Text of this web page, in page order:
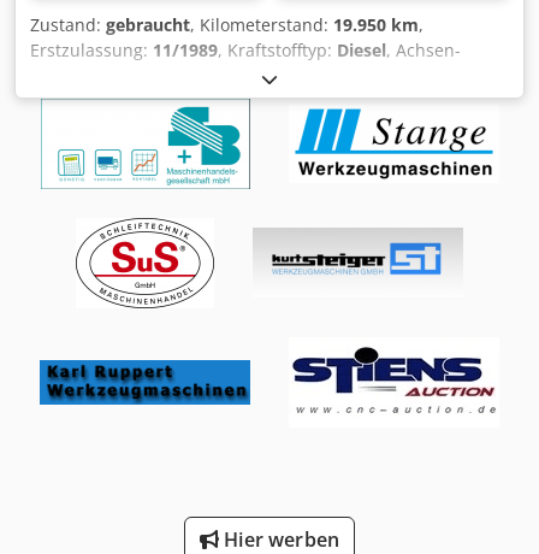
Zustand: gebraucht, Kilometerstand: 19.950 km,
Erstzulassung: 11/1989, Kraftstofftyp: Diesel, Achsen-
, Getriebetyp:
1989, Ausstattung:Allradantrieb, Mercedes-Benz 1428 AF
4x4 (Zentral- und Hinterachssperre, Untersetzung) mit 7
Sitzplätzen Wassertank: 2'500 Liter Pumpe: Metz mit 2'800
l/min zusätzliche Ausrüstung: Schnellangriff rechts mit 50
Crsdpfx Adjfarx Ue Ief Radstand: 3800 mm Bereifung:
275/70 R22.5
Hier werben